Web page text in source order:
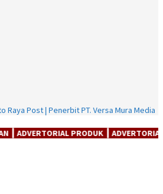
Raya Post | Penerbit PT. Versa Mura Media
PRODUK ┃ ADVERTORIAl JASA ┃